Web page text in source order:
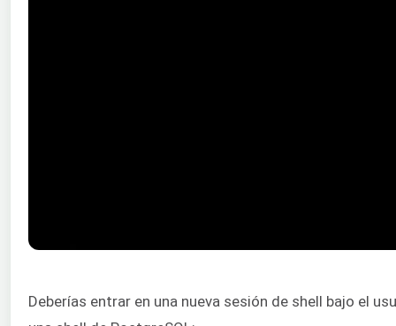
Deberías entrar en una nueva sesión de shell bajo el